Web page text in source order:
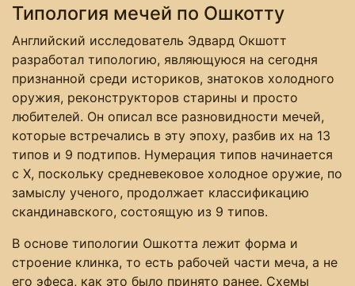
Типология мечей по Ошкотту
Английский исследователь Эдвард Окшотт
разработал типологию, являющуюся на сегодня
признанной среди историков, знатоков холодного
оружия, реконструкторов старины и просто
любителей. Он описал все разновидности мечей,
которые встречались в эту эпоху, разбив их на 13
типов и 9 подтипов. Нумерация типов начинается
с Х, поскольку средневековое холодное оружие, по
замыслу ученого, продолжает классификацию
скандинавского, состоящую из 9 типов.
В основе типологии Ошкотта лежит форма и
строение клинка, то есть рабочей части меча, а не
его эфеса, как это было принято ранее. Схемы